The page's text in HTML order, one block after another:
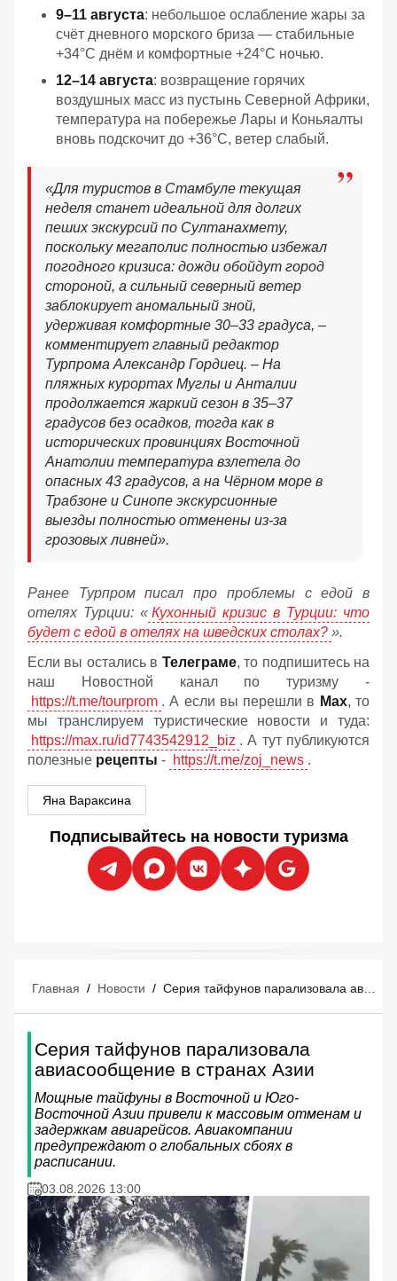
9–11 августа: небольшое ослабление жары за
счёт дневного морского бриза — стабильные
+34°C днём и комфортные +24°C ночью.
12–14 августа: возвращение горячих
воздушных масс из пустынь Северной Африки,
температура на побережье Лары и Коньяалты
вновь подскочит до +36°C, ветер слабый.
«Для туристов в Стамбуле текущая
неделя станет идеальной для долгих
пеших экскурсий по Султанахмету,
поскольку мегаполис полностью избежал
погодного кризиса: дожди обойдут город
стороной, а сильный северный ветер
заблокирует аномальный зной,
удерживая комфортные 30–33 градуса, –
комментирует главный редактор
Турпрома Александр Гордиец. – На
пляжных курортах Муглы и Анталии
продолжается жаркий сезон в 35–37
градусов без осадков, тогда как в
исторических провинциях Восточной
Анатолии температура взлетела до
опасных 43 градусов, а на Чёрном море в
Трабзоне и Синопе экскурсионные
выезды полностью отменены из-за
грозовых ливней».
Ранее Турпром писал про проблемы с едой в
отелях Турции: « Кухонный кризис в Турции: что
будет с едой в отелях на шведских столах? ».
Если вы остались в Телеграме, то подпишитесь на
наш Новостной канал по туризму -
https://t.me/tourprom . А если вы перешли в Мах, то
мы транслируем туристические новости и туда:
https://max.ru/id7743542912_biz . А тут публикуются
полезные рецепты - https://t.me/zoj_news .
Яна Вараксина
Подписывайтесь на новости туризма
Главная / Новости /
Серия тайфунов парализовала
авиасообщение в странах Азии
Мощные тайфуны в Восточной и Юго-
Восточной Азии привели к массовым отменам и
задержкам авиарейсов. Авиакомпании
предупреждают о глобальных сбоях в
расписании.
03.08.2026 13:00